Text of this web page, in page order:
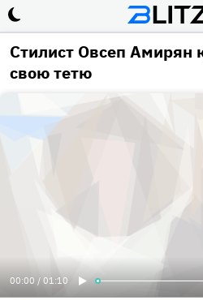
Стилист Овсеп Амирян
свою тетю
00:00 / 01:10